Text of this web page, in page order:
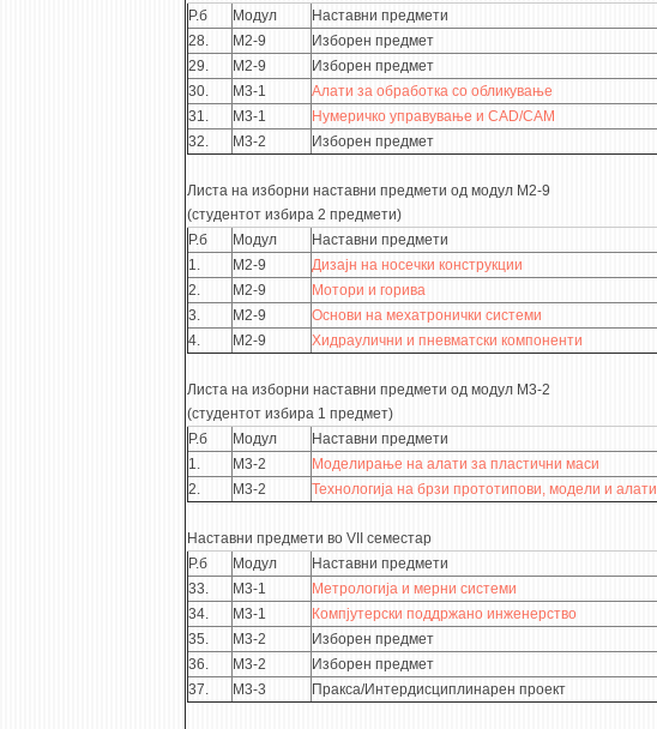
Р.б
Модул Наставни предмети
28.
М2-9 Изборен предмет
29.
М2-9 Изборен предмет
30.
М3-1 Алати за обработка со обликување
31.
М3-1 Нумеричко управување и CAD/CAM
32.
М3-2 Изборен предмет
Листа на изборни наставни предмети од модул М2-9
(студентот избира 2 предмети)
Р.б
Модул Наставни предмети
1.
М2-9 Дизајн на носечки конструкции
2.
М2-9 Мотори и горива
3.
М2-9 Основи на мехатронички системи
4.
М2-9 Хидраулични и пневматски компоненти
Листа на изборни наставни предмети од модул М3-2
(студентот избира 1 предмет)
Р.б
Модул Наставни предмети
1.
М3-2 Моделирање на алати за пластични маси
2.
М3-2 Технологија на брзи прототипови, модели и алати
Наставни предмети во VII семестар
Р.б
Модул Наставни предмети
33.
М3-1 Метрологија и мерни системи
34.
М3-1 Компјутерски поддржано инженерство
35.
М3-2 Изборен предмет
36.
М3-2 Изборен предмет
37.
М3-3 Пракса/Интердисциплинарен проект